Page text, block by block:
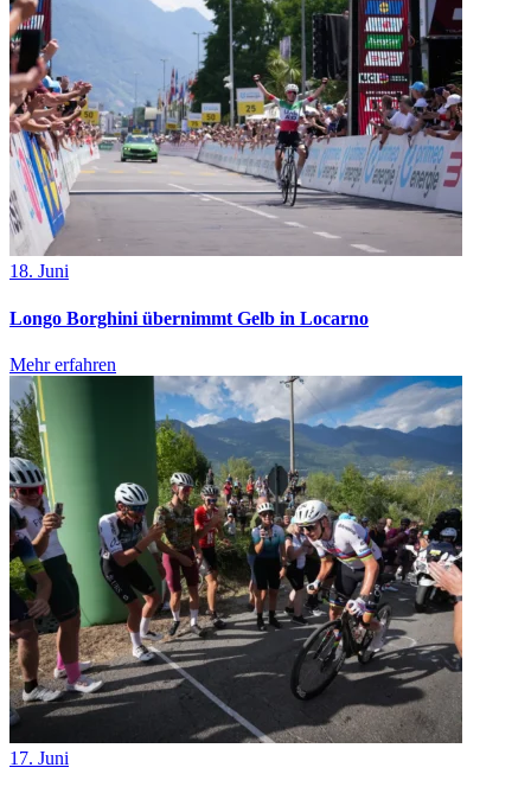
18. Juni
Longo Borghini übernimmt Gelb in Locarno
Mehr erfahren
17. Juni